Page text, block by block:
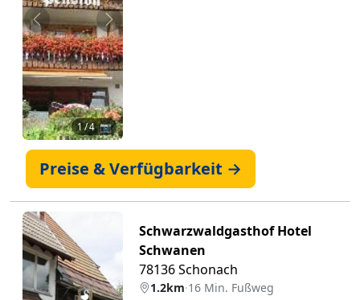
Zurück Weiter
1/ 4 📷
Preise & Verfügbarkeit →
Schwarzwaldgasthof Hotel
Schwanen
78136 Schonach
1.2km·16 Min. Fußweg